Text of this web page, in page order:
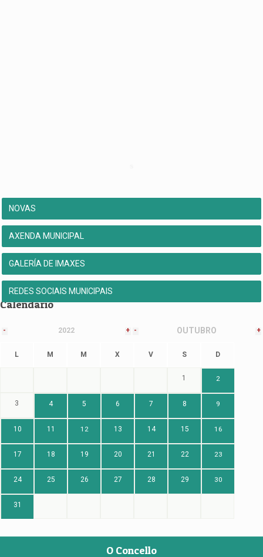
NOVAS
AXENDA MUNICIPAL
GALERÍA DE IMAXES
REDES SOCIAIS MUNICIPAIS
Calendario
- 2022 + - OUTUBRO +
L M M X V S D
1 2
3 4 5 6 7 8 9
10 11 12 13 14 15 16
17 18 19 20 21 22 23
24 25 26 27 28 29 30
31
O Concello